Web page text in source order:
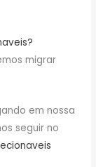
migrar
em nossa
seguir no